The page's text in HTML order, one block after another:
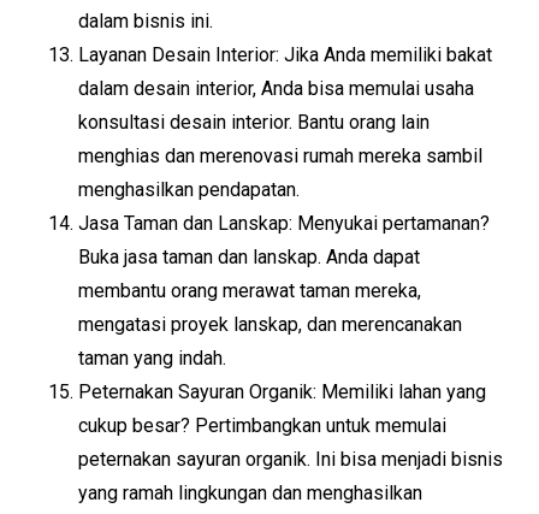
dalam bisnis ini.
Layanan Desain Interior: Jika Anda memiliki bakat
dalam desain interior, Anda bisa memulai usaha
konsultasi desain interior. Bantu orang lain
menghias dan merenovasi rumah mereka sambil
menghasilkan pendapatan.
Jasa Taman dan Lanskap: Menyukai pertamanan?
Buka jasa taman dan lanskap. Anda dapat
membantu orang merawat taman mereka,
mengatasi proyek lanskap, dan merencanakan
taman yang indah.
Peternakan Sayuran Organik: Memiliki lahan yang
cukup besar? Pertimbangkan untuk memulai
peternakan sayuran organik. Ini bisa menjadi bisnis
yang ramah lingkungan dan menghasilkan